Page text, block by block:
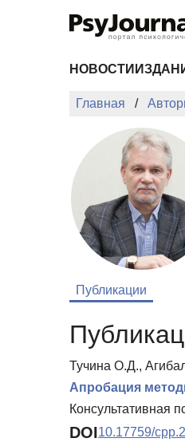
НОВОСТИ
Главная
Публикации
Тучина О.Д.,
Апробация
Консультативная
DOI10.17759/